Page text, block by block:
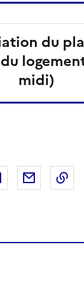
du
midi)
sur X
Partager surPartager